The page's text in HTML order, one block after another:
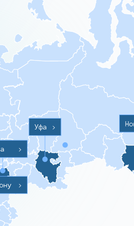
>
>
Уфа >